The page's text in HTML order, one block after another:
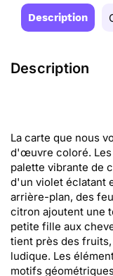
Description
Description
La carte que nous
d'œuvre coloré. Les
palette vibrante de
d'un violet éclatant
arrière-plan, des
citron ajoutent une
petite fille aux
tient près des
ludique. Les
motifs